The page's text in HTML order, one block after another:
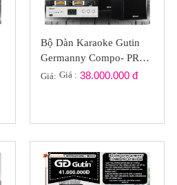
Bộ Dàn Karaoke Gutin
Germanny Compo- PRO
GT2022-07
Giá: Giá : 38.000.000 đ